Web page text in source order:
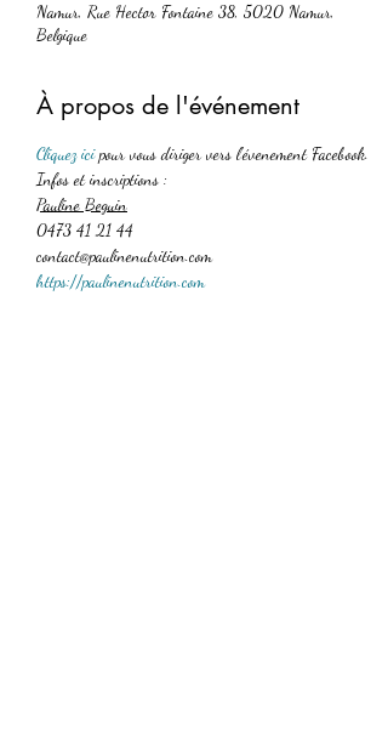
Namur, Rue Hector Fontaine 38, 5020 Namur,
Belgique
À propos de l'événement
Cliquez ici pour vous diriger vers l'évenement Facebook.
Infos et inscriptions :
Pauline Beguin
0473 41 21 44
contact@paulinenutrition.com
https://paulinenutrition.com